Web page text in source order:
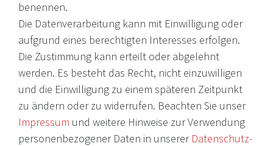
© 2026 Copyright Victoria Weine
Impressum
Daten­schutz­erklärung
AGB
Barrierefreiheitserklärung
benennen.
Die Datenverarbeitung kann mit Einwilligung oder
aufgrund eines berechtigten Interesses erfolgen.
Die Zustimmung kann erteilt oder abgelehnt
werden. Es besteht das Recht, nicht einzuwilligen
und die Einwilligung zu einem späteren Zeitpunkt
zu ändern oder zu widerrufen. Beachten Sie unser
Impressum und weitere Hinweise zur Verwendung
personenbezogener Daten in unserer Daten­schutz­